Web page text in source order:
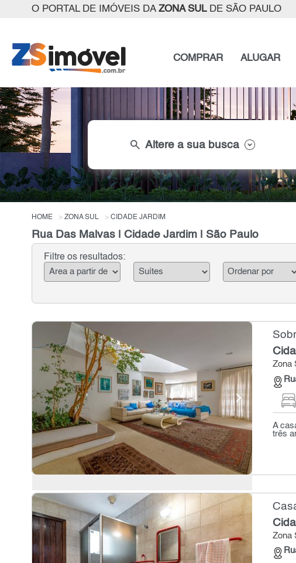
O PORTAL DE IMÓVEIS DA ZONA SULDE SÃO PAULO
COMPRAR ALUGAR
search Altere a sua busca
HOME ZONA SUL CIDADE JARDIM
Rua Das Malvas | Cidade Jardim | São Paulo
Filtre os resultados:
Zona
A
três
Zona